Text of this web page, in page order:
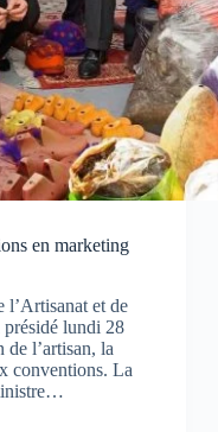
en marketing
et de
présidé lundi 28
de l’artisan, la
conventions. La